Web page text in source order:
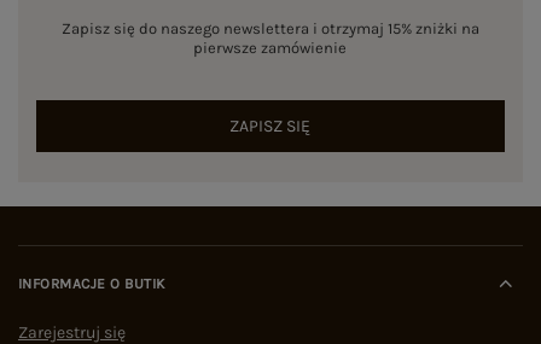
Zapisz się do naszego newslettera i otrzymaj 15% zniżki na
pierwsze zamówienie
ZAPISZ SIĘ
INFORMACJE O BUTIK
Zarejestruj się